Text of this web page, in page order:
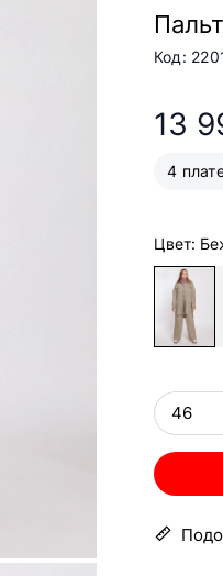
Код:
13
4
Цвет:
46